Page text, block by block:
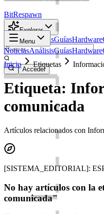
BitRespawn
Explorar
NoticiasAnálisisGuíasHardware
Acceder
Menu
NoticiasAnálisisGuíasHardware
Inicio
Etiquetas
Etiqueta:
comunicada
Artículos relacionados con
[SISTEMA_EDITORIAL]:
No hay artículos con la
comunicada"